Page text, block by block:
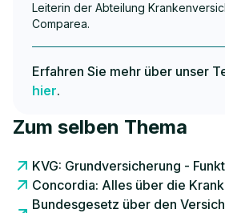
Leiterin der Abteilung
Comparea.
Erfahren Sie mehr über unser
hier.
Zum selben Thema
KVG: Grundversicherung -
Concordia: Alles über die
Bundesgesetz über den